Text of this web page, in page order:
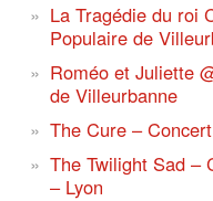
La Tragédie du roi
Populaire de
Roméo et Juliette
de Villeurbanne
The Cure –
The Twilight Sad –
– Lyon